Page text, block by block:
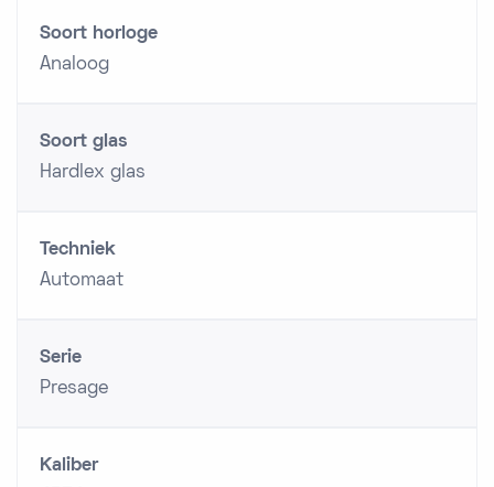
Soort horloge
Analoog
Soort glas
Hardlex glas
Techniek
Automaat
Serie
Presage
Kaliber